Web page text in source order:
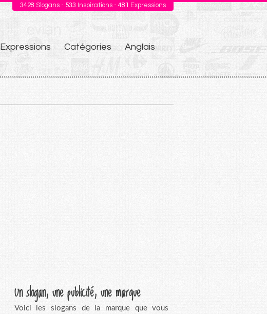
3428 Slogans - 533 Inspirations - 481 Expressions
Expressions Catégories Anglais
Un slogan, une publicité, une marque
Voici les slogans de la marque que vous